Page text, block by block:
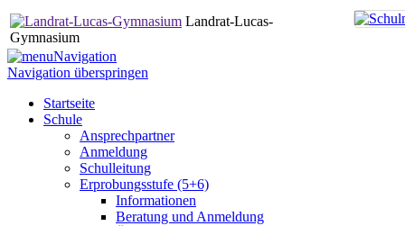
Landrat-Lucas-
Gymnasium
Navigation
Navigation überspringen
Startseite
Schule
Ansprechpartner
Anmeldung
Schulleitung
Erprobungsstufe (5+6)
Informationen
Beratung und Anmeldung